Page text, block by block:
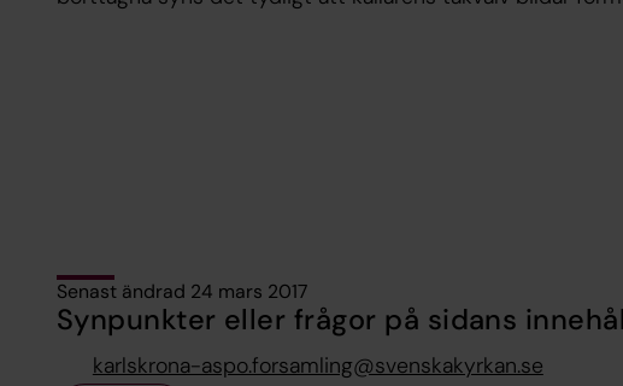
Senast ändrad 24 mars 2017
Synpunkter eller frågor på sidans
karlskrona-aspo.forsamling@svenskakyrkan.se